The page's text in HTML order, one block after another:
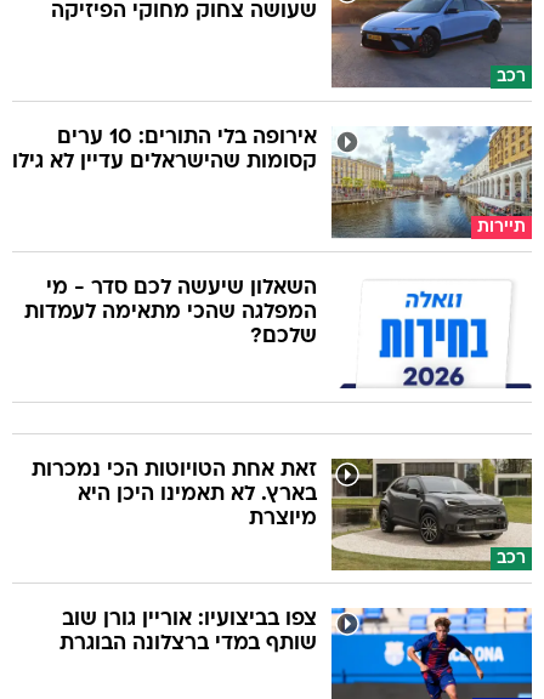
רכב
שעושה צחוק מחוקי הפיזיקה
תיירות
אירופה בלי התורים: 10 ערים
קסומות שהישראלים עדיין לא גילו
השאלון שיעשה לכם סדר - מי
המפלגה שהכי מתאימה לעמדות
שלכם?
רכב
זאת אחת הטויוטות הכי נמכרות
בארץ. לא תאמינו היכן היא
מיוצרת
צפו בביצועיו: אוריין גורן שוב
שותף במדי ברצלונה הבוגרת